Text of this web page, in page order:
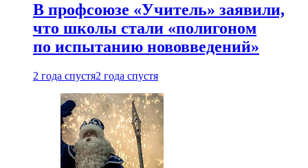
В профсоюзе «Учитель» заявили,
что школы стали «полигоном
по испытанию нововведений»
2 года спустя2 года спустя